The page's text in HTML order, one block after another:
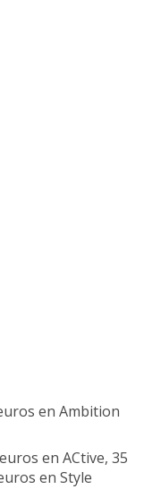
en Ambition
en ACtive, 35
en Style